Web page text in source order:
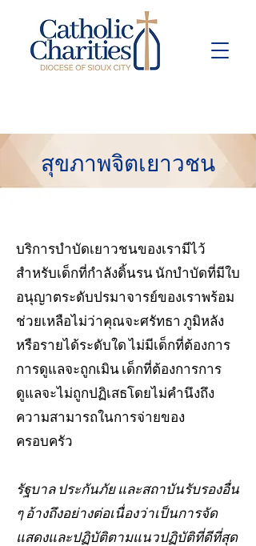
สุขภาพจิตเยาวชน
บริการบำบัดเยาวชนของเรามีไว้
สำหรับเด็กที่กำลังดิ้นรน นักบำบัดที่มีใบ
อนุญาตระดับปรมาจารย์ของเราพร้อม
ช่วยเหลือไม่ว่าคุณจะศรัทธา ภูมิหลัง
หรือรายได้ระดับใด ไม่มีเด็กที่ต้องการ
การดูแลจะถูกเมิน เด็กที่ต้องการการ
ดูแลจะไม่ถูกปฏิเสธโดยไม่คำนึงถึง
ความสามารถในการจ่ายของ
ครอบครัว
รัฐบาล ประกันภัย และสถาบันรับรองอื่น
ๆ อ้างถึงอย่างต่อเนื่องว่าเป็นการจัด
แสดงและปฏิบัติตามแนวปฏิบัติที่ดีที่สุด